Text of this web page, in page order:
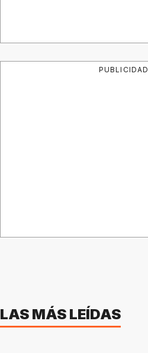
PUBLICIDAD
LAS MÁS LEÍDAS